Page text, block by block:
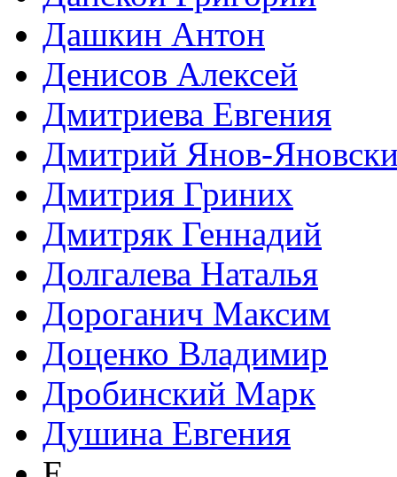
Дашкин Антон
Денисов Алексей
Дмитриева Евгения
Дмитрий Янов-
Дмитрия Гриних
Дмитряк Геннадий
Долгалева Наталья
Дороганич Максим
Доценко Владимир
Дробинский Марк
Душина Евгения